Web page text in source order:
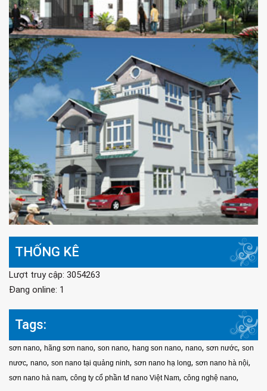
THỐNG KÊ
Lượt truy cập: 3054263
Đang online: 1
Tags:
sơn nano, hãng sơn nano, son nano, hang son nano, nano, sơn nước, son
nươc, nano, son nano tại quảng ninh, sơn nano hạ long, sơn nano hà nội,
sơn nano hà nam, công ty cổ phần tđ nano Việt Nam, công nghệ nano,